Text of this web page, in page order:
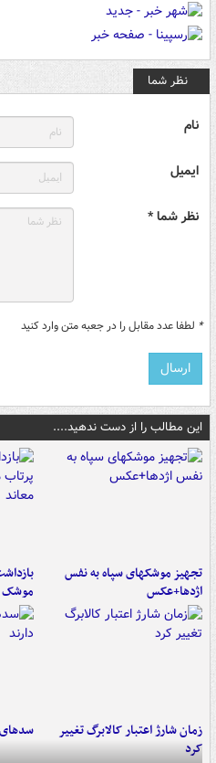
نظر شما
نام
ایمیل
نظر شما *
* لطفا عدد مقابل را در جعبه متن وارد کنید
این مطالب را از دست ندهید....
تجهیز موشکهای سپاه به نفس
اژدها+عکس
موشک
زمان شارژ اعتبار کالابرگ تغییر
کرد
سدهای